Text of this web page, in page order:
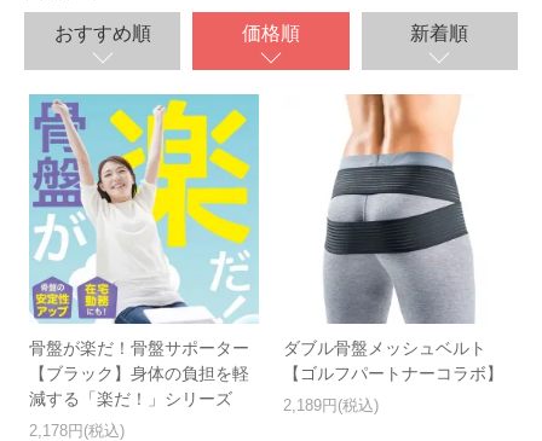
おすすめ順 価格順 新着順
骨盤が楽だ！骨盤サポーター
【ブラック】身体の負担を軽
減する「楽だ！」シリーズ
2,178円(税込)
ダブル骨盤メッシュベルト
【ゴルフパートナーコラボ】
2,189円(税込)